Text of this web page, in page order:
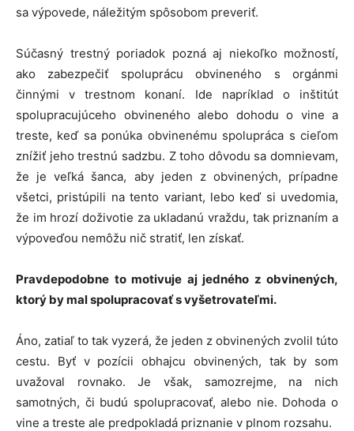
sa výpovede, náležitým spôsobom preveriť.
Súčasný trestný poriadok pozná aj niekoľko možností,
ako zabezpečiť spoluprácu obvineného s orgánmi
činnými v trestnom konaní. Ide napríklad o inštitút
spolupracujúceho obvineného alebo dohodu o vine a
treste, keď sa ponúka obvinenému spolupráca s cieľom
znížiť jeho trestnú sadzbu. Z toho dôvodu sa domnievam,
že je veľká šanca, aby jeden z obvinených, prípadne
všetci, pristúpili na tento variant, lebo keď si uvedomia,
že im hrozí doživotie za ukladanú vraždu, tak priznaním a
výpoveďou nemôžu nič stratiť, len získať.
Pravdepodobne to motivuje aj jedného z obvinených,
ktorý by mal spolupracovať s vyšetrovateľmi.
Áno, zatiaľ to tak vyzerá, že jeden z obvinených zvolil túto
cestu. Byť v pozícii obhajcu obvinených, tak by som
uvažoval rovnako. Je však, samozrejme, na nich
samotných, či budú spolupracovať, alebo nie. Dohoda o
vine a treste ale predpokladá priznanie v plnom rozsahu.